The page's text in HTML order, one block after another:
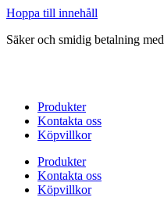
Hoppa till innehåll
Säker och smidig betalning med
Produkter
Kontakta oss
Köpvillkor
Produkter
Kontakta oss
Köpvillkor